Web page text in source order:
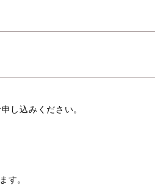
し込みください。
す。